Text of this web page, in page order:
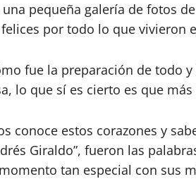
pequeña galería de fotos
por todo lo que vivieron
fue la preparación de todo
lo que sí es cierto es que
conoce estos corazones y
Giraldo”, fueron las
tan especial con sus